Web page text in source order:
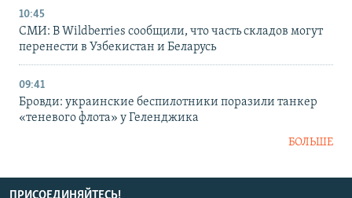
10:45
СМИ: В Wildberries сообщили, что часть складов могут
перенести в Узбекистан и Беларусь
09:41
Бровди: украинские беспилотники поразили танкер
«теневого флота» у Геленджика
БОЛЬШЕ